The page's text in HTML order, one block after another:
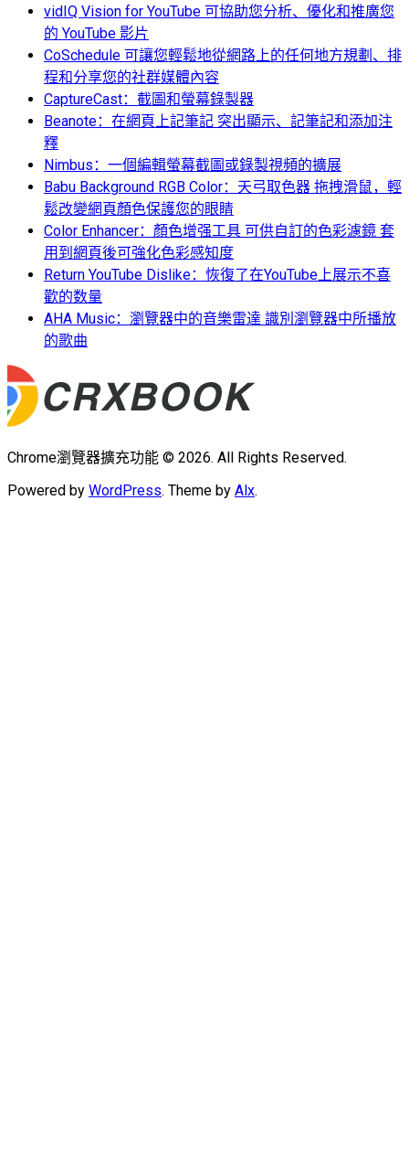
vidIQ Vision for YouTube 可協助您分析、優化和推廣您
的 YouTube 影片
CoSchedule 可讓您輕鬆地從網路上的任何地方規劃、排
程和分享您的社群媒體內容
CaptureCast：截圖和螢幕錄製器
Beanote：在網頁上記筆記 突出顯示、記筆記和添加注
釋
Nimbus：一個編輯螢幕截圖或錄製視頻的擴展
Babu Background RGB Color：天弓取色器 拖拽滑鼠，輕
鬆改變網頁顏色保護您的眼睛
Color Enhancer：顏色增强工具 可供自訂的色彩濾鏡 套
用到網頁後可強化色彩感知度
Return YouTube Dislike：恢復了在YouTube上展示不喜
歡的数量
AHA Music：瀏覽器中的音樂雷達 識別瀏覽器中所播放
的歌曲
Chrome瀏覽器擴充功能 © 2026. All Rights Reserved.
Powered by WordPress. Theme by Alx.